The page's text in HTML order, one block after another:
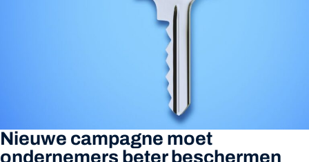
Nieuwe campagne moet
ondernemers beter beschermen